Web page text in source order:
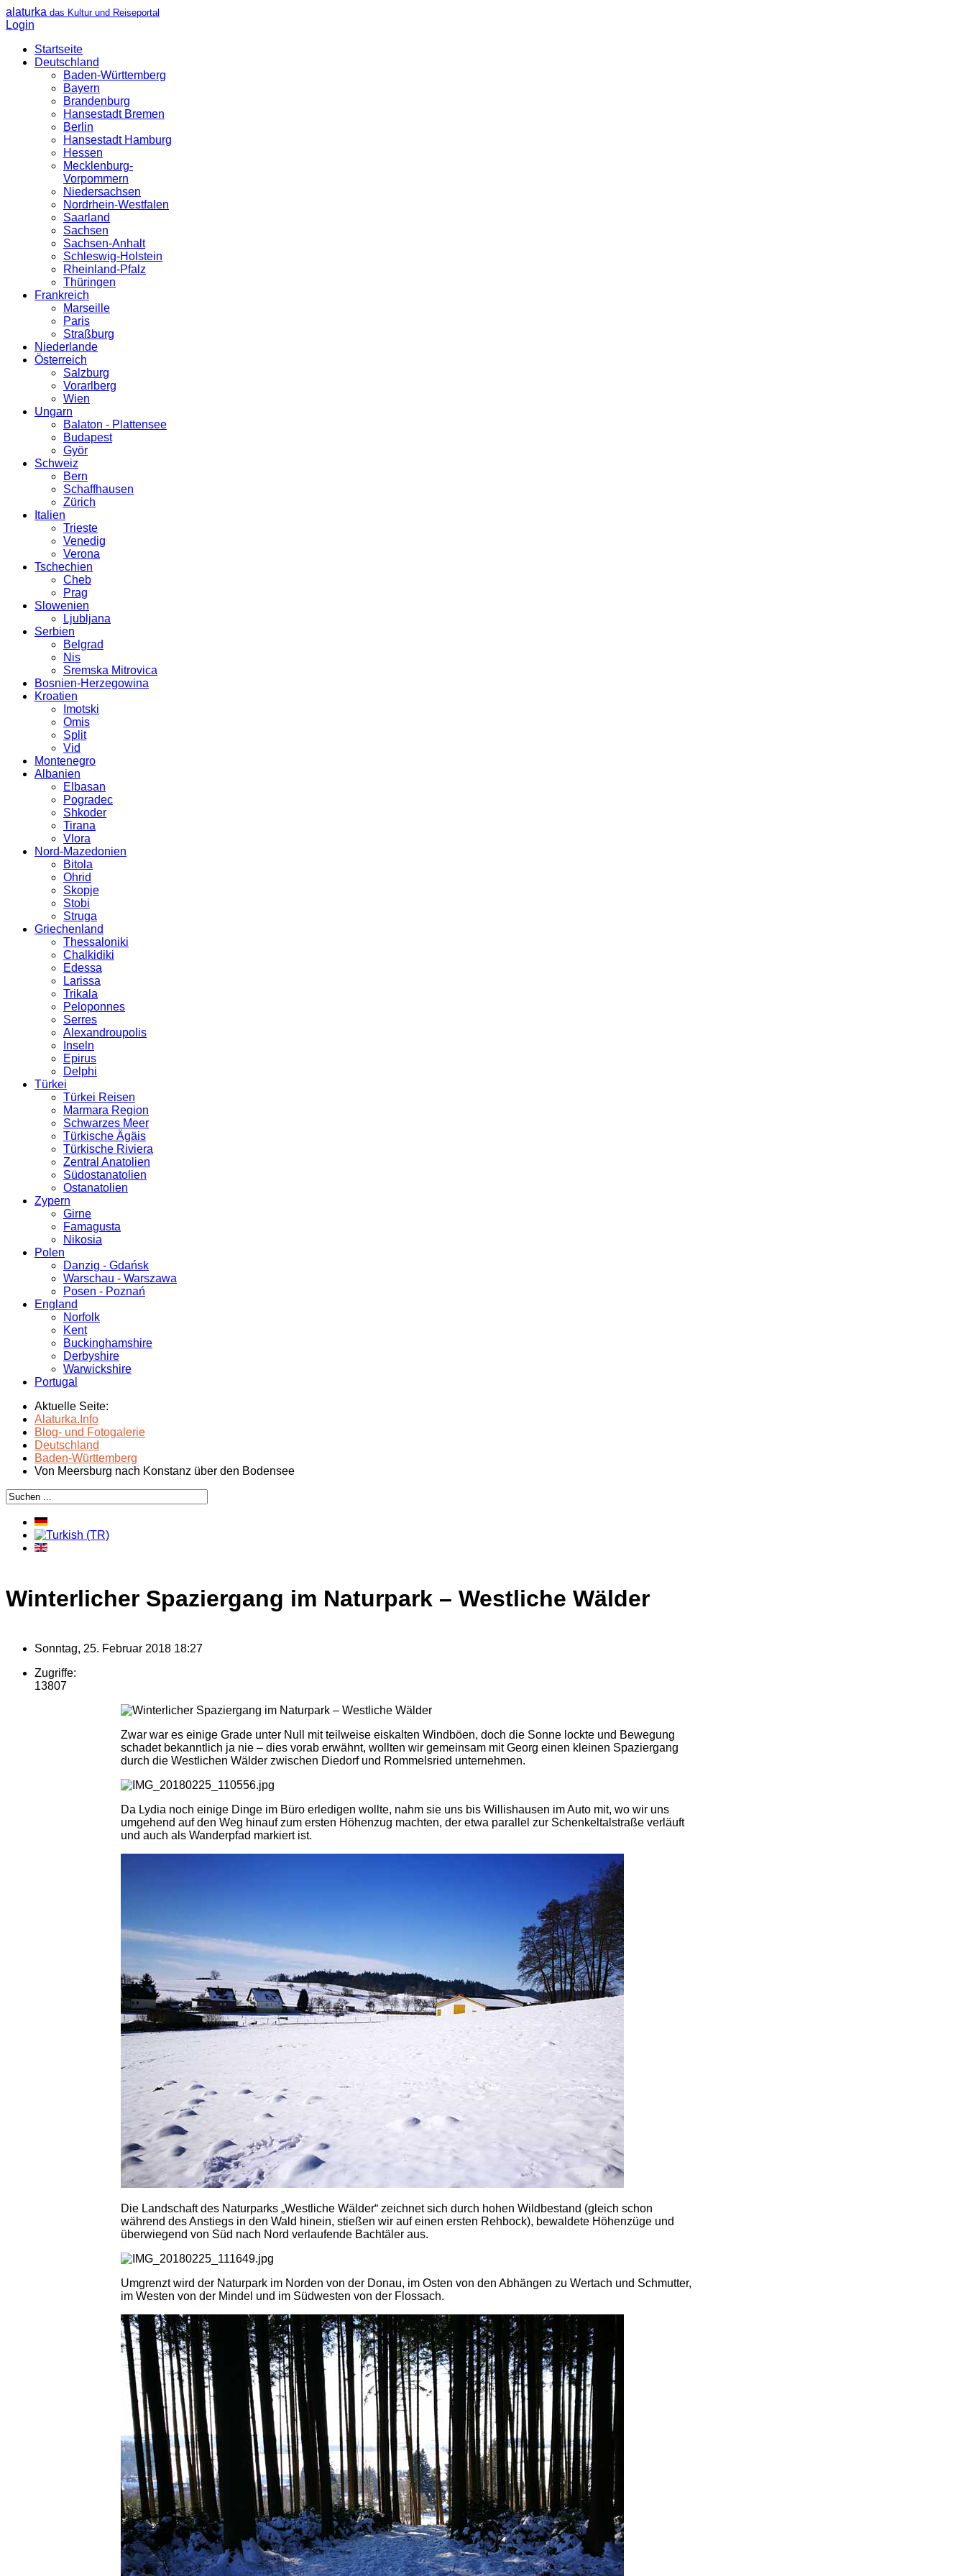
alaturka das Kultur und Reiseportal
Login
Startseite
Deutschland
Baden-Württemberg
Bayern
Brandenburg
Hansestadt Bremen
Berlin
Hansestadt Hamburg
Hessen
Mecklenburg-
Vorpommern
Niedersachsen
Nordrhein-Westfalen
Saarland
Sachsen
Sachsen-Anhalt
Schleswig-Holstein
Rheinland-Pfalz
Thüringen
Frankreich
Marseille
Paris
Straßburg
Niederlande
Österreich
Salzburg
Vorarlberg
Wien
Ungarn
Balaton - Plattensee
Budapest
Györ
Schweiz
Bern
Schaffhausen
Zürich
Italien
Trieste
Venedig
Verona
Tschechien
Cheb
Prag
Slowenien
Ljubljana
Serbien
Belgrad
Nis
Sremska Mitrovica
Bosnien-Herzegowina
Kroatien
Imotski
Omis
Split
Vid
Montenegro
Albanien
Elbasan
Pogradec
Shkoder
Tirana
Vlora
Nord-Mazedonien
Bitola
Ohrid
Skopje
Stobi
Struga
Griechenland
Thessaloniki
Chalkidiki
Edessa
Larissa
Trikala
Peloponnes
Serres
Alexandroupolis
Inseln
Epirus
Delphi
Türkei
Türkei Reisen
Marmara Region
Schwarzes Meer
Türkische Ägäis
Türkische Riviera
Zentral Anatolien
Südostanatolien
Ostanatolien
Zypern
Girne
Famagusta
Nikosia
Polen
Danzig - Gdańsk
Warschau - Warszawa
Posen - Poznań
England
Norfolk
Kent
Buckinghamshire
Derbyshire
Warwickshire
Portugal
Aktuelle Seite:
Alaturka.Info
Blog- und Fotogalerie
Deutschland
Baden-Württemberg
Von Meersburg nach Konstanz über den Bodensee
Winterlicher Spaziergang im Naturpark – Westliche Wälder
Sonntag, 25. Februar 2018 18:27
Zugriffe:
13807
Zwar war es einige Grade unter Null mit teilweise eiskalten Windböen, doch die Sonne lockte und Bewegung
schadet bekanntlich ja nie – dies vorab erwähnt, wollten wir gemeinsam mit Georg einen kleinen Spaziergang
durch die Westlichen Wälder zwischen Diedorf und Rommelsried unternehmen.
Da Lydia noch einige Dinge im Büro erledigen wollte, nahm sie uns bis Willishausen im Auto mit, wo wir uns
umgehend auf den Weg hinauf zum ersten Höhenzug machten, der etwa parallel zur Schenkeltalstraße verläuft
und auch als Wanderpfad markiert ist.
Die Landschaft des Naturparks „Westliche Wälder“ zeichnet sich durch hohen Wildbestand (gleich schon
während des Anstiegs in den Wald hinein, stießen wir auf einen ersten Rehbock), bewaldete Höhenzüge und
überwiegend von Süd nach Nord verlaufende Bachtäler aus.
Umgrenzt wird der Naturpark im Norden von der Donau, im Osten von den Abhängen zu Wertach und Schmutter,
im Westen von der Mindel und im Südwesten von der Flossach.